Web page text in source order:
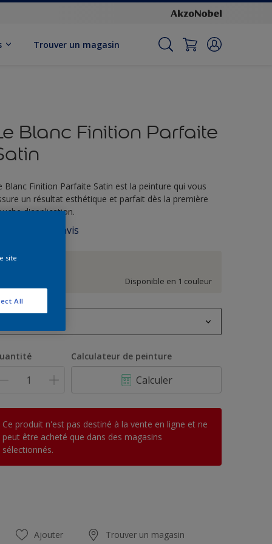
Trouver un magasin
Blanc Finition Parfaite
Blanc Finition Parfaite Satin est la peinture qui vous
un résultat esthétique et parfait dès la première
d'application.
0 avis
Disponible en 1 couleur
12 L
Calculateur de peinture
Calculer
Ce produit n'est pas destiné à la vente en ligne et ne
peut être acheté que dans des magasins
sélectionnés.
Ajouter Trouver un magasin
site
All